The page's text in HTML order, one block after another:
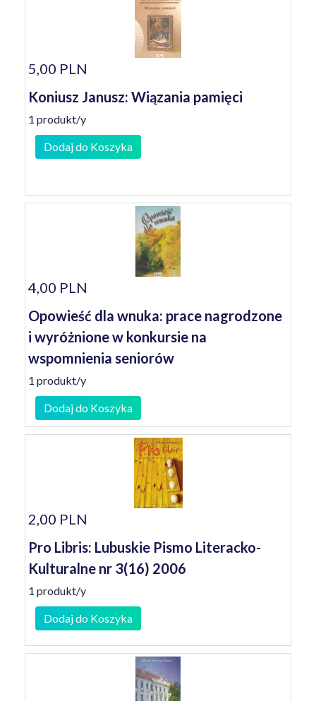
5,00 PLN
Koniusz Janusz: Wiązania pamięci
1 produkt/y
Dodaj do Koszyka
4,00 PLN
Opowieść dla wnuka: prace nagrodzone
i wyróżnione w konkursie na
wspomnienia seniorów
1 produkt/y
Dodaj do Koszyka
2,00 PLN
Pro Libris: Lubuskie Pismo Literacko-
Kulturalne nr 3(16) 2006
1 produkt/y
Dodaj do Koszyka